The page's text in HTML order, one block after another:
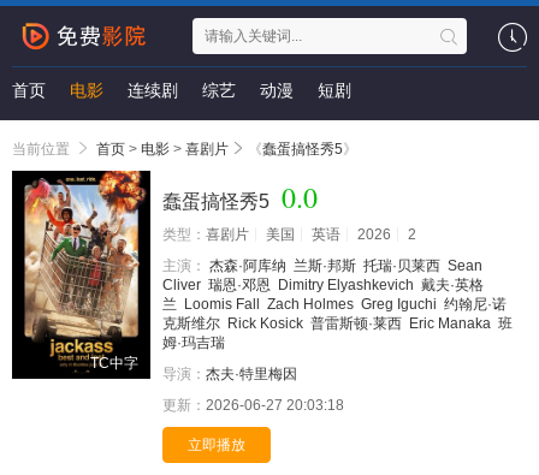
首页 电影 连续剧 综艺 动漫 短剧
当前位置 首页 > 电影 > 喜剧片 《蠢蛋搞怪秀5》
TC中字
蠢蛋搞怪秀5 0.0
类型： 喜剧片 美国 英语 2026
2
主演： 杰森·阿库纳 兰斯·邦斯 托瑞·贝莱西 Sean
Cliver 瑞恩·邓恩 Dimitry Elyashkevich 戴夫·英格
兰
Loomis Fall Zach Holmes Greg Iguchi 约翰尼·诺
克斯维尔 Rick Kosick 普雷斯顿·莱西 Eric Manaka 班
姆·玛吉瑞
导演： 杰夫·特里梅因
更新： 2026-06-27 20:03:18
立即播放